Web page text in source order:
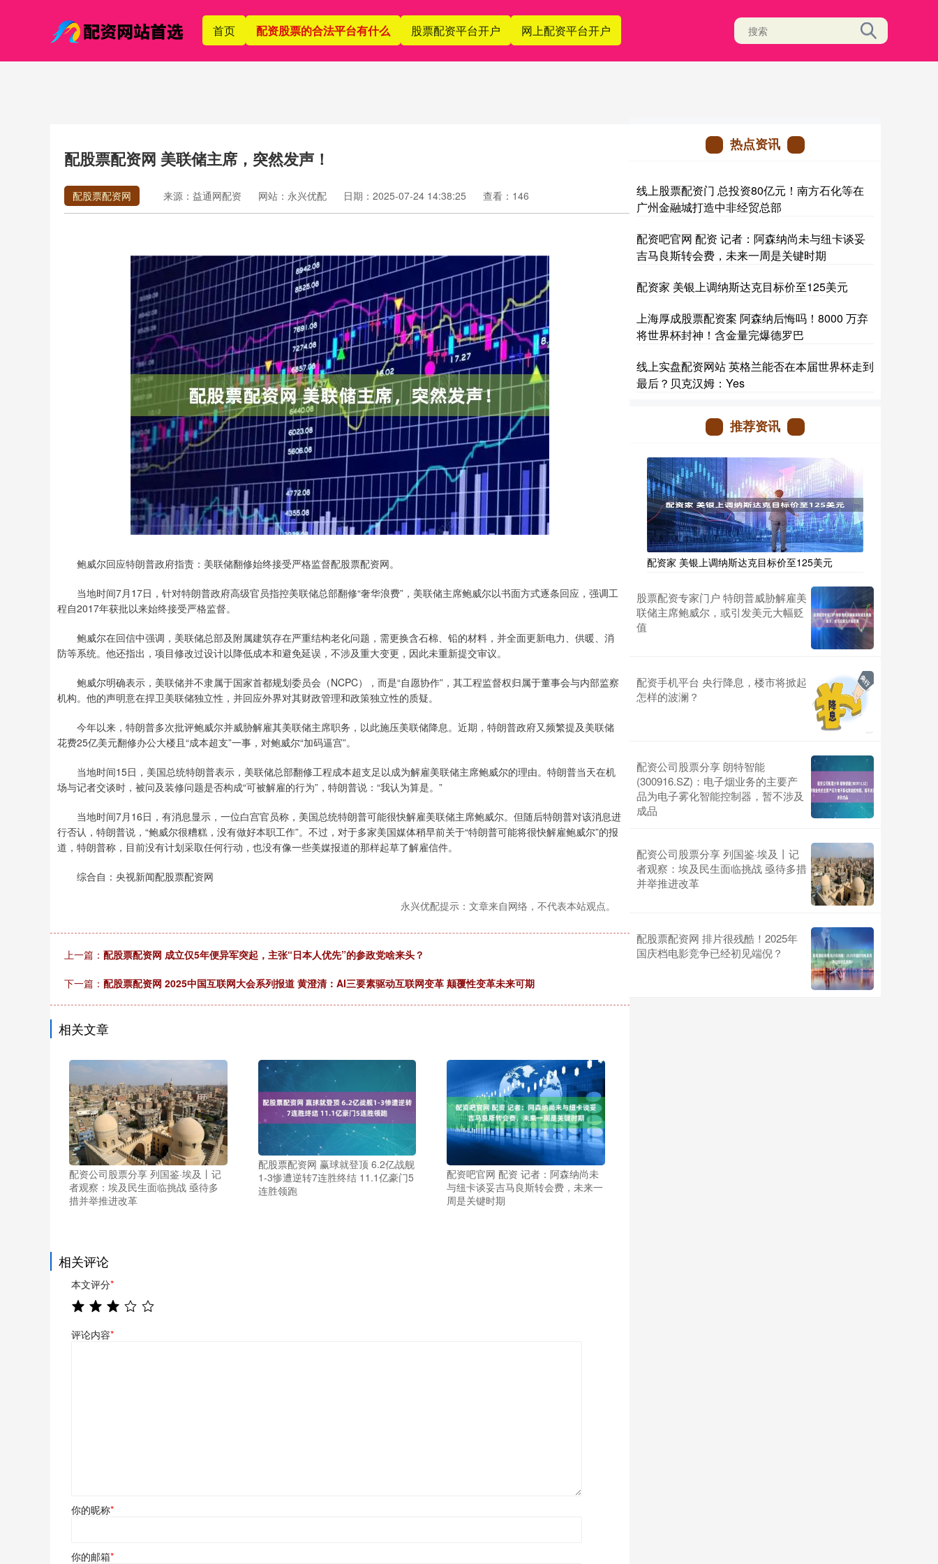
首页 配资股票的合法平台有什么 股票配资平台开户 网上配资平台开户
配股票配资网 美联储主席，突然发声！
配股票配资网 来源：益通网配资 网站：永兴优配 日期：2025-07-24 14:38:25 查看：146
鲍威尔回应特朗普政府指责：美联储翻修始终接受严格监督配股票配资网。
当地时间7月17日，针对特朗普政府高级官员指控美联储总部翻修“奢华浪费”，美联储主席鲍威尔以书面方式逐条回应，强调工
程自2017年获批以来始终接受严格监督。
鲍威尔在回信中强调，美联储总部及附属建筑存在严重结构老化问题，需更换含石棉、铅的材料，并全面更新电力、供暖、消
防等系统。他还指出，项目修改过设计以降低成本和避免延误，不涉及重大变更，因此未重新提交审议。
鲍威尔明确表示，美联储并不隶属于国家首都规划委员会（NCPC），而是“自愿协作”，其工程监督权归属于董事会与内部监察
机构。他的声明意在捍卫美联储独立性，并回应外界对其财政管理和政策独立性的质疑。
今年以来，特朗普多次批评鲍威尔并威胁解雇其美联储主席职务，以此施压美联储降息。近期，特朗普政府又频繁提及美联储
花费25亿美元翻修办公大楼且“成本超支”一事，对鲍威尔“加码逼宫”。
当地时间15日，美国总统特朗普表示，美联储总部翻修工程成本超支足以成为解雇美联储主席鲍威尔的理由。特朗普当天在机
场与记者交谈时，被问及装修问题是否构成“可被解雇的行为”，特朗普说：“我认为算是。”
当地时间7月16日，有消息显示，一位白宫官员称，美国总统特朗普可能很快解雇美联储主席鲍威尔。但随后特朗普对该消息进
行否认，特朗普说，“鲍威尔很糟糕，没有做好本职工作”。不过，对于多家美国媒体稍早前关于“特朗普可能将很快解雇鲍威尔”的报
道，特朗普称，目前没有计划采取任何行动，也没有像一些美媒报道的那样起草了解雇信件。
综合自：央视新闻配股票配资网
永兴优配提示：文章来自网络，不代表本站观点。
上一篇： 配股票配资网 成立仅5年便异军突起，主张“日本人优先”的参政党啥来头？
下一篇： 配股票配资网 2025中国互联网大会系列报道 黄澄清：AI三要素驱动互联网变革 颠覆性变革未来可期
相关文章
配资公司股票分享 列国鉴·埃及丨记
者观察：埃及民生面临挑战 亟待多
措并举推进改革
配股票配资网 赢球就登顶 6.2亿战舰
1-3惨遭逆转7连胜终结 11.1亿豪门5
连胜领跑
配资吧官网 配资 记者：阿森纳尚未
与纽卡谈妥吉马良斯转会费，未来一
周是关键时期
相关评论
本文评分*
评论内容*
你的昵称*
你的邮箱*
热点资讯
线上股票配资门 总投资80亿元！南方石化等在
广州金融城打造中非经贸总部
配资吧官网 配资 记者：阿森纳尚未与纽卡谈妥
吉马良斯转会费，未来一周是关键时期
配资家 美银上调纳斯达克目标价至125美元
上海厚成股票配资案 阿森纳后悔吗！8000 万弃
将世界杯封神！含金量完爆德罗巴
线上实盘配资网站 英格兰能否在本届世界杯走到
最后？贝克汉姆：Yes
推荐资讯
配资家 美银上调纳斯达克目标价至125美元
股票配资专家门户 特朗普威胁解雇美
联储主席鲍威尔，或引发美元大幅贬
值
配资手机平台 央行降息，楼市将掀起
怎样的波澜？
配资公司股票分享 朗特智能
(300916.SZ)：电子烟业务的主要产
品为电子雾化智能控制器，暂不涉及
成品
配资公司股票分享 列国鉴·埃及丨记
者观察：埃及民生面临挑战 亟待多措
并举推进改革
配股票配资网 排片很残酷！2025年
国庆档电影竞争已经初见端倪？